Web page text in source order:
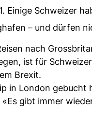
Einige Schweizer
– und dürfen
nach
ist für
Brexit.
in London gebucht
gibt immer